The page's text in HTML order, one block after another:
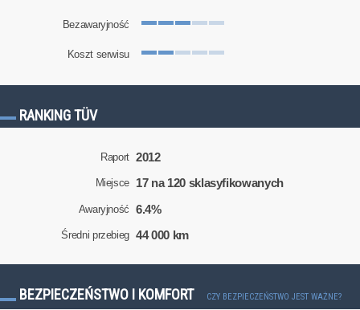
Bezawaryjność
Koszt serwisu
RANKING TÜV
Raport 2012
Miejsce 17 na 120 sklasyfikowanych
Awaryjność 6.4%
Średni przebieg 44 000 km
BEZPIECZEŃSTWO I KOMFORT CZY BEZPIECZEŃSTWO JEST WAŻNE?